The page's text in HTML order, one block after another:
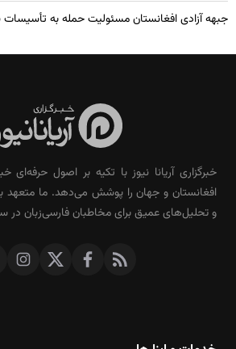
جبهه آزادی افغانستان مسئولیت حمله به تأسیسات
خبرگزاری آریانا نیوز با تکیه بر اصول حرفه‌ای
افغانستان و جهان را پوشش می‌دهد. ما متعهد به
و تحلیل‌های عمیق برای مخاطبان فارسی‌زبان